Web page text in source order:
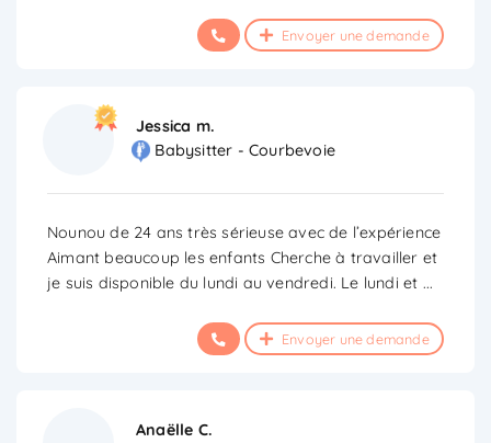
Envoyer une demande
Jessica m.
Babysitter - Courbevoie
Nounou de 24 ans très sérieuse avec de l’expérience
Aimant beaucoup les enfants Cherche à travailler et
je suis disponible du lundi au vendredi. Le lundi et ...
Envoyer une demande
Anaëlle C.